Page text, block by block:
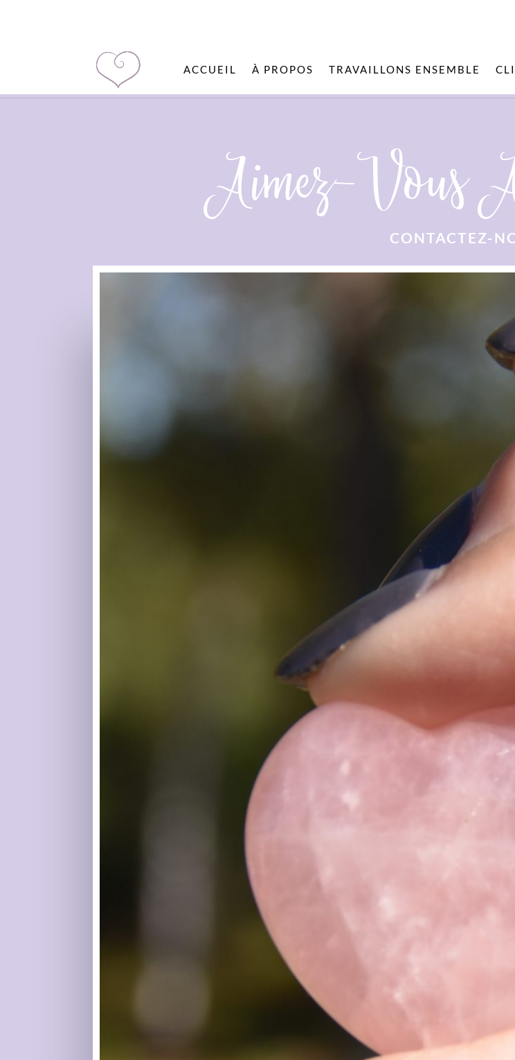
ACCUEIL À PROPOS TRAVAILLONS ENSEMBLE
Aimez-Vous
CONTACTEZ-